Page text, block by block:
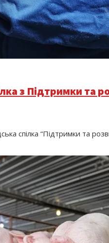
з Підтримки та
спілка “Підтримки та